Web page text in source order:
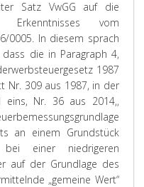
Satz VwGG auf die
Erkenntnisses vom
0005. In diesem sprach
die in Paragraph 4,
1987
Nr. 309 aus 1987, in der
eins, Nr. 36 aus 2014,,
an einem Grundstück
bei einer niedrigeren
auf der Grundlage des
„gemeine Wert“